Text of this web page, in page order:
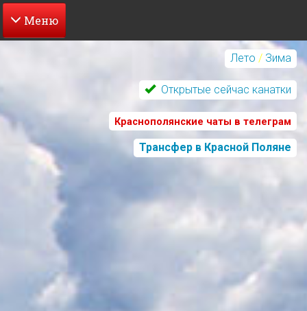
Перейти
содержанию
Лето / Зима
Открытые сейчас канатки
Краснополянские чаты в телеграм
Трансфер в Красной Поляне